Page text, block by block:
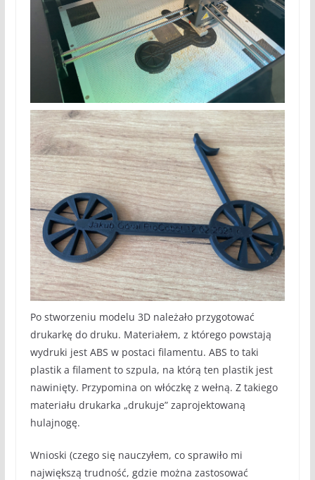
Po stworzeniu modelu 3D należało przygotować
drukarkę do druku. Materiałem, z którego powstają
wydruki jest ABS w postaci filamentu. ABS to taki
plastik a filament to szpula, na którą ten plastik jest
nawinięty. Przypomina on włóczkę z wełną. Z takiego
materiału drukarka „drukuje” zaprojektowaną
hulajnogę.
Wnioski (czego się nauczyłem, co sprawiło mi
największą trudność, gdzie można zastosować